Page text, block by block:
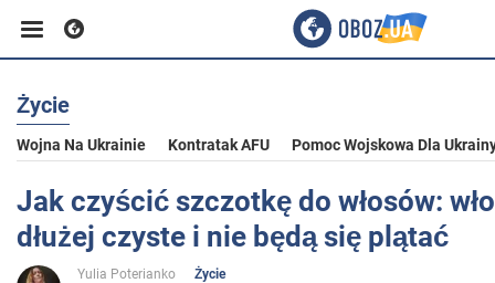
Biznes
Sport
Rozrywka
Życie
Wojna Na Ukrainie Kontratak AFU Pomoc Wojskowa Dla
Jak czyścić szczotkę do włosów:
dłużej czyste i nie będą się plątać
Yulia Poterianko
Życie